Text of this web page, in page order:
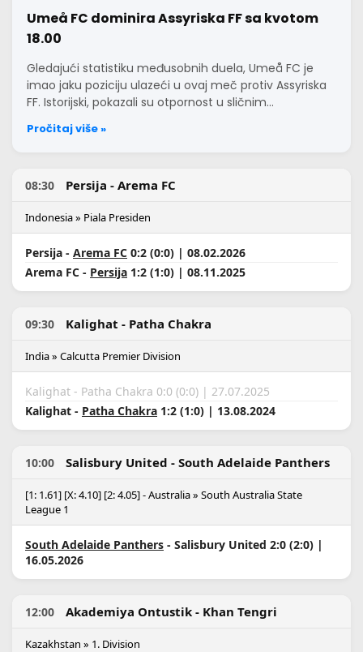
Umeå FC dominira Assyriska FF sa kvotom
18.00
Gledajući statistiku međusobnih duela, Umeå FC je
imao jaku poziciju ulazeći u ovaj meč protiv Assyriska
FF. Istorijski, pokazali su otpornost u sličnim…
Pročitaj više »
08:30 Persija - Arema FC
Indonesia » Piala Presiden
Persija - Arema FC 0:2 (0:0) | 08.02.2026
Arema FC - Persija 1:2 (1:0) | 08.11.2025
09:30 Kalighat - Patha Chakra
India » Calcutta Premier Division
Kalighat - Patha Chakra 0:0 (0:0) | 27.07.2025
Kalighat - Patha Chakra 1:2 (1:0) | 13.08.2024
10:00 Salisbury United - South Adelaide Panthers
[1: 1.61] [X: 4.10] [2: 4.05] - Australia » South Australia State
League 1
South Adelaide Panthers - Salisbury United 2:0 (2:0) |
16.05.2026
12:00 Akademiya Ontustik - Khan Tengri
Kazakhstan » 1. Division